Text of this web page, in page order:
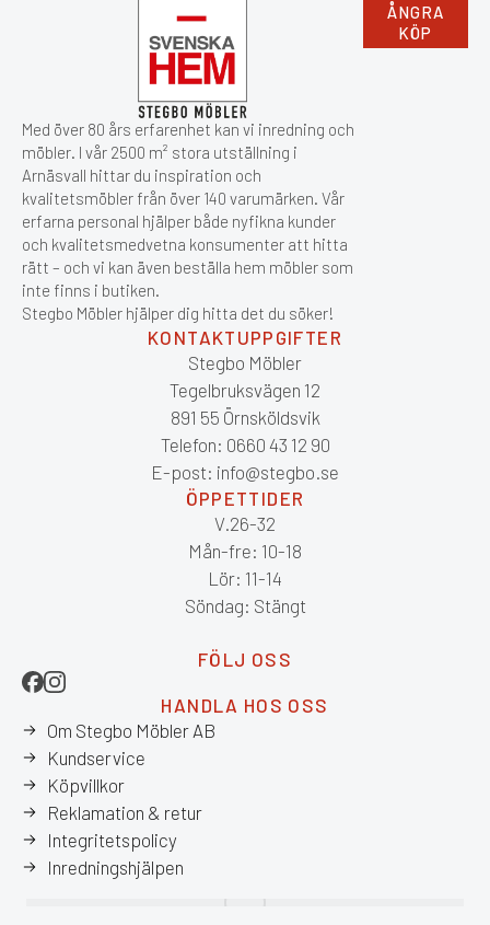
Med över 80 års erfarenhet kan vi inredning och
möbler. I vår 2500 m² stora utställning i
Arnäsvall hittar du inspiration och
kvalitetsmöbler från över 140 varumärken. Vår
erfarna personal hjälper både nyfikna kunder
och kvalitetsmedvetna konsumenter att hitta
rätt – och vi kan även beställa hem möbler som
inte finns i butiken.
Stegbo Möbler hjälper dig hitta det du söker!
ÅNGRA
KÖP
KONTAKTUPPGIFTER
Stegbo Möbler
Tegelbruksvägen 12
891 55 Örnsköldsvik
Telefon: 0660 43 12 90
E-post: info@stegbo.se
ÖPPETTIDER
V.26-32
Mån-fre: 10-18
Lör: 11-14
Söndag: Stängt
FÖLJ OSS
HANDLA HOS OSS
Om Stegbo Möbler AB
Kundservice
Köpvillkor
Reklamation & retur
Integritetspolicy
Inredningshjälpen